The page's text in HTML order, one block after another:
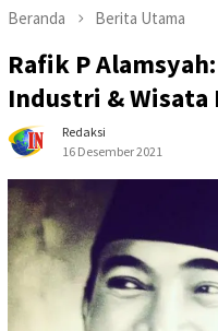
Beranda Berita Utama
Rafik P
Industri & Wisata
Redaksi
16 Desember 2021